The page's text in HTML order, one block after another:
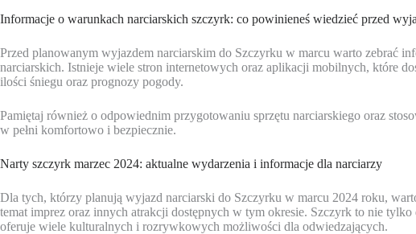
Informacje o warunkach narciarskich szczyrk: co powinieneś wiedzieć przed
Przed planowanym wyjazdem narciarskim do Szczyrku w marcu warto zebrać
narciarskich. Istnieje wiele stron internetowych oraz aplikacji mobilnych, które
ilości śniegu oraz prognozy pogody.
Pamiętaj również o odpowiednim przygotowaniu sprzętu narciarskiego oraz
w pełni komfortowo i bezpiecznie.
Narty szczyrk marzec 2024: aktualne wydarzenia i informacje dla narciarzy
Dla tych, którzy planują wyjazd narciarski do Szczyrku w marcu 2024 roku,
temat imprez oraz innych atrakcji dostępnych w tym okresie. Szczyrk to nie tylko
oferuje wiele kulturalnych i rozrywkowych możliwości dla odwiedzających.